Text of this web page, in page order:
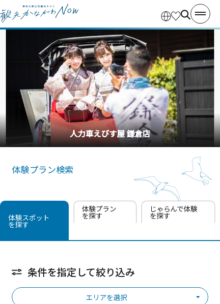
人力車えびす屋 鎌倉店
体験プラン検索
体験スポット
を探す
体験プラン
を探す
じゃらんで体験
を探す
条件を指定して絞り込み
エリアを選択